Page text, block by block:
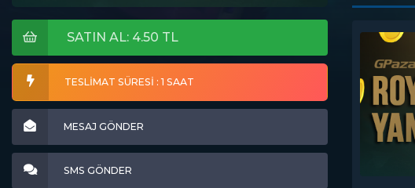
SATIN AL: 4.50 TL
TESLİMAT SÜRESİ : 1 SAAT
MESAJ GÖNDER
SMS GÖNDER